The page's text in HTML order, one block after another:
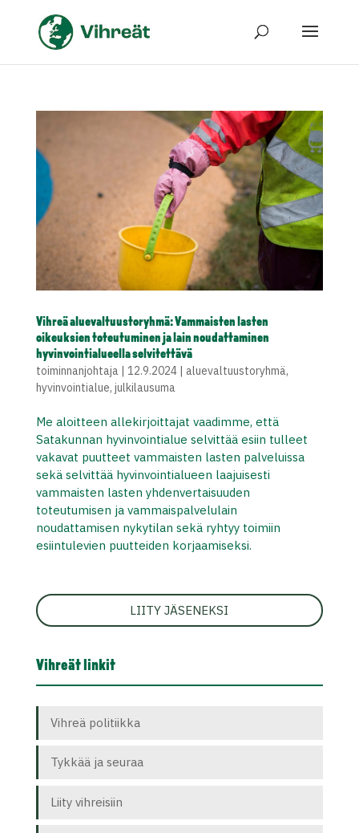
Vihreä aluevaltuustoryhmä: Vammaisten lasten
oikeuksien toteutuminen ja lain noudattaminen
hyvinvointialueella selvitettävä
toiminnanjohtaja| 12.9.2024| aluevaltuustoryhmä,
hyvinvointialue, julkilausuma
Me aloitteen allekirjoittajat vaadimme, että
Satakunnan hyvinvointialue selvittää esiin tulleet
vakavat puutteet vammaisten lasten palveluissa
sekä selvittää hyvinvointialueen laajuisesti
vammaisten lasten yhdenvertaisuuden
toteutumisen ja vammaispalvelulain
noudattamisen nykytilan sekä ryhtyy toimiin
esiintulevien puutteiden korjaamiseksi.
LIITY JÄSENEKSI
Vihreät linkit
Vihreä politiikka
Tykkää ja seuraa
Liity vihreisiin